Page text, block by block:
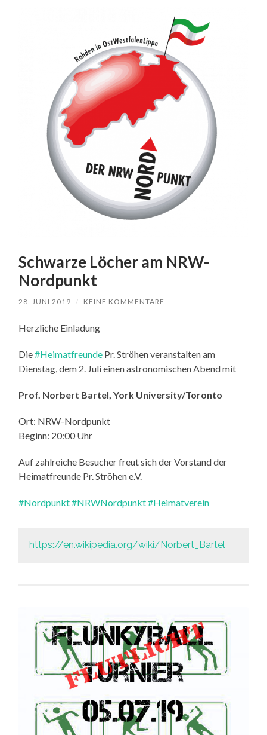
Schwarze Löcher am NRW-
Nordpunkt
28. JUNI 2019 / KEINE KOMMENTARE
Herzliche Einladung
Die#Heimatfreunde Pr. Ströhen veranstalten am
Dienstag, dem 2. Juli einen astronomischen Abend mit
Prof. Norbert Bartel, York University/Toronto
Ort: NRW-Nordpunkt
Beginn: 20:00 Uhr
Auf zahlreiche Besucher freut sich der Vorstand der
Heimatfreunde Pr. Ströhen e.V.
#Nordpunkt#NRWNordpunkt#Heimatverein
https://en.wikipedia.org/wiki/Norbert_Bartel